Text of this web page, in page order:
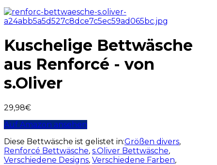
Kuschelige Bettwäsche
aus Renforcé - von
s.Oliver
29,98€
Auf Amazon ansehen
Diese Bettwäsche ist gelistet in:Größen divers,
Renforcé Bettwäsche, s.Oliver Bettwäsche,
Verschiedene Designs, Verschiedene Farben,